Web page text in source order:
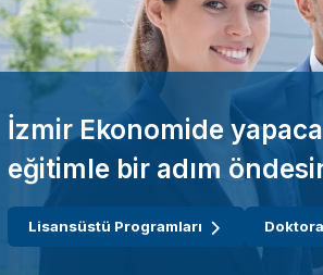
İzmir Ekonomide
eğitimle bir adım
Lisansüstü Programları